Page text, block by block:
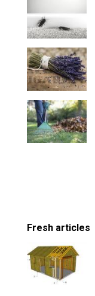
Fresh articles